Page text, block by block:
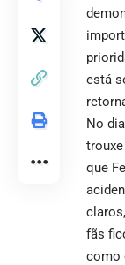
está
No
que
fãs
como